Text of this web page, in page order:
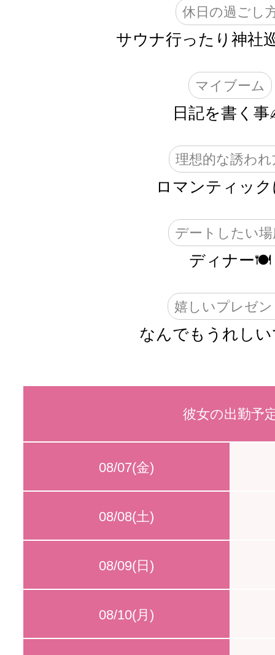
休日の過ごし
サウナ行ったり神社
マイブーム
日記を書く
理想的な誘われ
ロマンティッ
デートしたい場
ディナー🍽️
嬉しいプレゼ
なんでもうれし
彼女の出勤予
08/07(金)
08/08(土)
08/09(日)
08/10(月)